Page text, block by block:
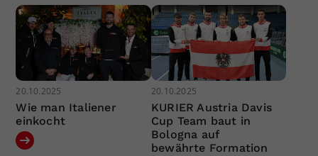
20.10.2025
Wie man Italiener
einkocht
20.10.2025
KURIER Austria Davis
Cup Team baut in
Bologna auf
bewährte Formation